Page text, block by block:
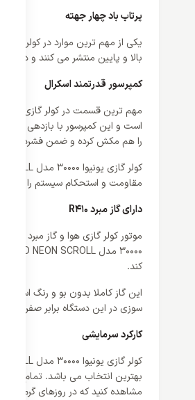
پرتاب باد چهار جهته
بالا و پایین منتشر می کنند و
کمپرسور قدرتمند اسکرال
است و این کمپرسور با بازدهی و
را هم مکش کرده و ضمن فشرده
مقاومت و استحکام سیستم را ارتقا
دارای گاز مبرد R410
موتور کولر گازی هوا و گاز مبرد
30000 مدل UN-MS30CD NEON SCROLL نشان داده چرا
کند.
سوزی در این دستگاه برابر صفر است.
کارکرد سرمایشی
بهترین انتخاب می باشد. تمام
مشاهده کنید که در روزهای گرم سال